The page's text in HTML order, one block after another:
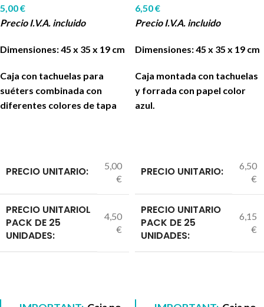
5,00€
Precio I.V.A. incluido
Dimensiones: 45 x 35 x 19 cm
Caja con tachuelas para
suéters combinada con
diferentes colores de tapa
PRECIO UNITARIO:
5,00
€
PRECIO UNITARIOL
PACK DE 25
UNIDADES:
4,50
€
6,50€
Precio I.V.A. incluido
Dimensiones: 45 x 35 x 19 cm
Caja montada con tachuelas
y forrada con papel color
azul.
PRECIO UNITARIO:
6,50
€
PRECIO UNITARIO
PACK DE 25
UNIDADES:
6,15
€